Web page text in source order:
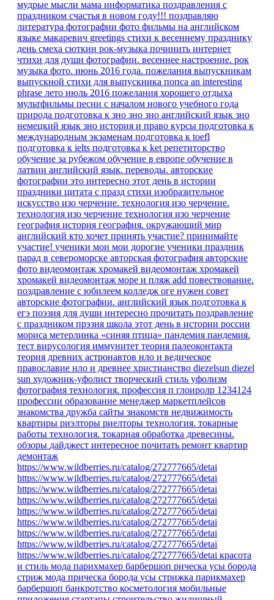
мудрые мысли мама информатика поздравления с
праздником счастья в новом году!!! поздравляю
литература фотографии фото фильмы на английском
языке макаревич greetings стихи к весеннему празднику
день смеха сюткин рок-музыка починить интернет
чтихи для души фотографии. весеннее настроение. рок
музыка фото. июнь 2016 года. пожелания выпускникам
выпускной стихи для выпускника попса an interesting
phrase лето июль 2016 пожелания хорошего отдыха
мультфильмы песни с началом нового учебного года
природа подготовка к зно зно зно английский язык зно
немецкий язык зно история и право курсы подготовка к
международным экзаменам подготовка к toefl
подготовка к ielts подготовка к ket репетиторство
обучение за рубежом обучение в европе обучение в
латвии английский язык. переводы. авторские
фотографии это интересно этот день в истории
праздники цитата с празд стихи изобразительное
искусство изо черчение. технология изо черчение.
технология изо черчение технология изо черчение
география история география. окружающий мир
английский кто хочет принять участие? принимайте
участие! ученики мои мои дорогие ученики праздник
парад в североморске авторская фотография авторские
фото видеомонтаж хромакей видеомонтаж хромакей
хромакей видеомонтаж море и пляж add повествование.
поздравление с юбилеем колледж оге нужен совет
авторские фотографии. английский язык подготовка к
егэ поэзия для души интересно прочитать поздравление
с праздником прэзия школа этот день в истории россии
мориса метерлинка «синяя птица» пандемия пандемия.
тест вирусология иммунитет теория палеоконтакта
теория древних астронавтов нло и ведическое
православие нло и древнее христианство diezelsun diezel
sun художник-уфолист творческий стиль уфолизм
фотография технология. профессия п глоиролр 1234124
профессии образование менеджер маркетплейсов
знакомства дружба сайты знакомств недвижимость
квартиры риэлторы риелторы технология. токарные
работы технология. токарная обработка древесины.
обзоры дайджест интересное почитать ремонт квартир
демонтаж
https://www.wildberries.ru/catalog/272777665/detai
https://www.wildberries.ru/catalog/272777665/detai
https://www.wildberries.ru/catalog/272777665/detai
https://www.wildberries.ru/catalog/272777665/detai
https://www.wildberries.ru/catalog/272777665/detai
https://www.wildberries.ru/catalog/272777665/detai
https://www.wildberries.ru/catalog/272777665/detai
https://www.wildberries.ru/catalog/272777665/detai
https://www.wildberries.ru/catalog/272777665/detai красота
и стиль мода парихмахер барбершоп рическа усы борода
стриж мода прическа борода усы стрижка парикмахер
барбершоп банкротство косметология мобильные